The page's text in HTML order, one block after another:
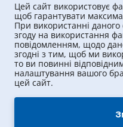
2026.
Цей сайт використовує
щоб гарантувати
При використанні
згоду на використання
повідомленням, щодо
згодні з тим, щоб ми
то ви повинні
налаштування вашого
цей сайт.